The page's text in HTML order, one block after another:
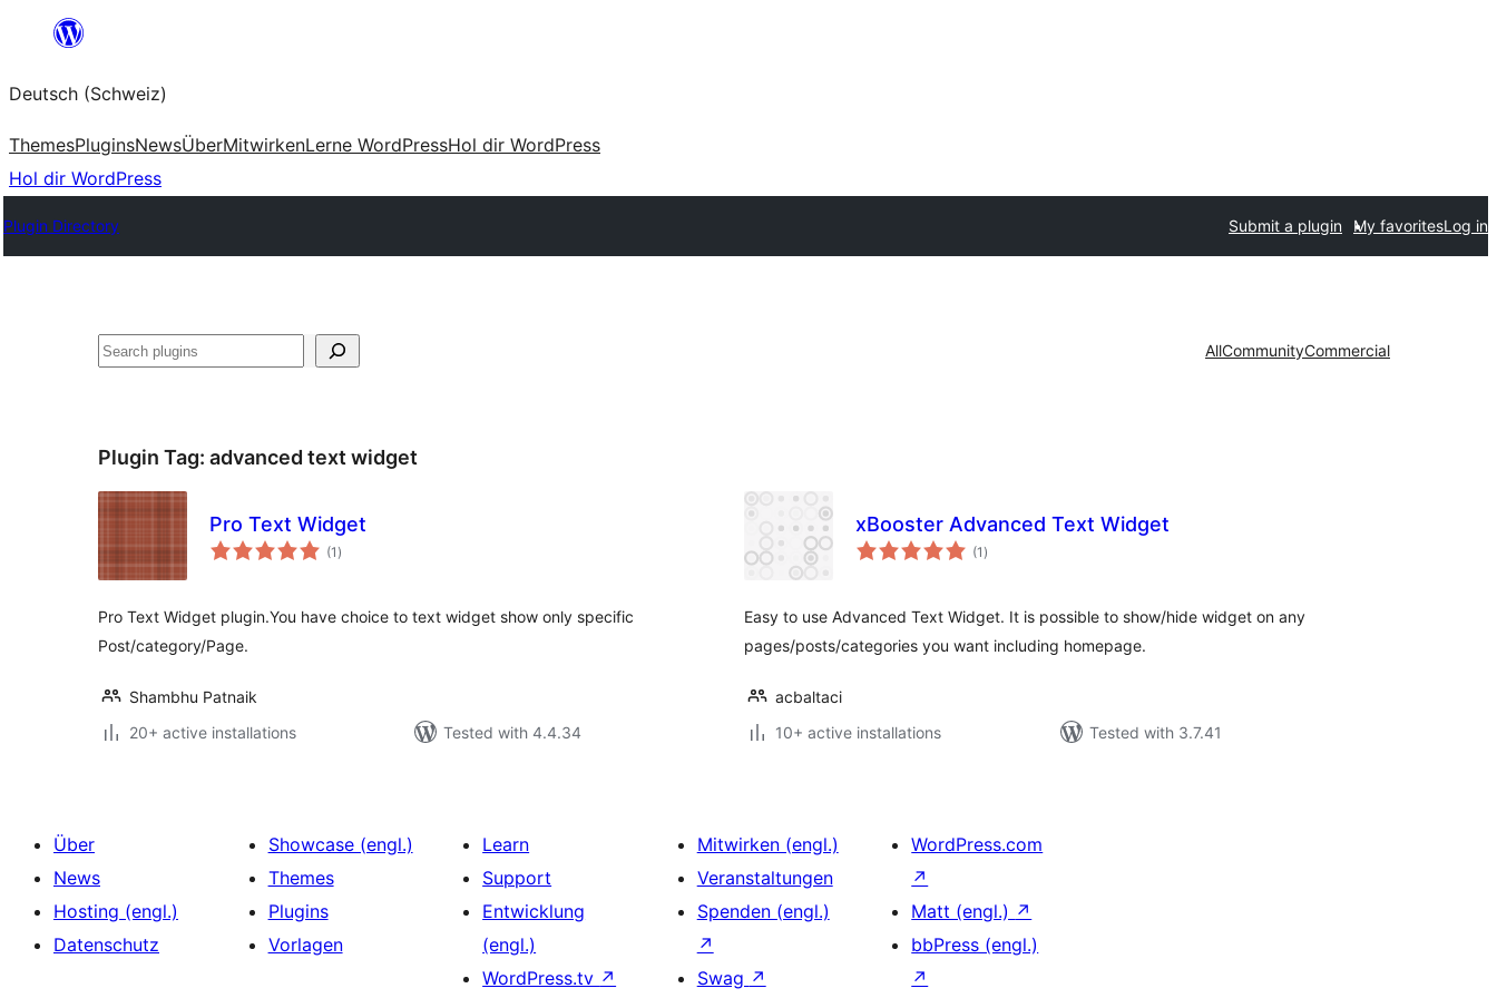
springen
Deutsch (Schweiz)
ThemesPluginsNewsÜberMitwirkenLerne WordPressHol dir WordPress
Hol dir WordPress
Plugin Directory Submit a plugin My favoritesLog in
Suchen AllCommunityCommercial
Plugin Tag: advanced text widget
Pro Text Widget
(1 total
ratings
)
Pro Text Widget plugin.You have choice to text widget show only specific
Post/category/Page.
Shambhu Patnaik
20+ active installations
Tested with 4.4.34
xBooster Advanced Text Widget
(1 total
ratings
)
Easy to use Advanced Text Widget. It is possible to show/hide widget on any
pages/posts/categories you want including homepage.
acbaltaci
10+ active installations
Tested with 3.7.41
Über
News
Hosting (engl.)
Datenschutz
Showcase (engl.)
Themes
Plugins
Vorlagen
Learn
Support
Entwicklung
(engl.)
WordPress.tv ↗
Mitwirken (engl.)
Veranstaltungen
Spenden (engl.)
↗
Swag ↗
WordPress.com
↗
Matt (engl.) ↗
bbPress (engl.)
↗